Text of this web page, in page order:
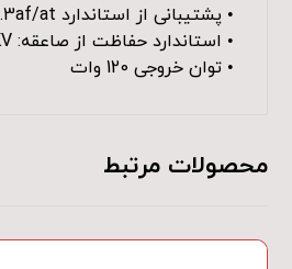
• پشتیبانی از استاندارد IEEE 802.3af/at
• استاندارد حفاظت از صاعقه: 4KV
• توان خروجی 120 وات
محصولات مرتبط